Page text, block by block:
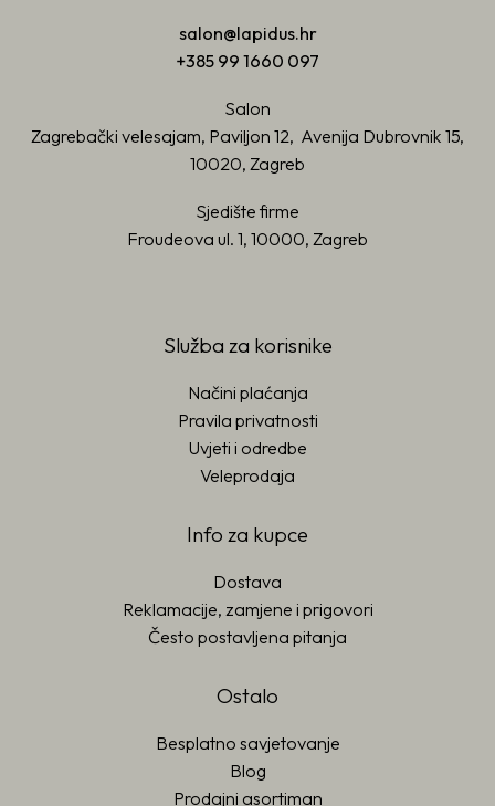
salon@lapidus.hr
+385 99 1660 097
Salon
Zagrebački velesajam, Paviljon 12, Avenija Dubrovnik 15,
10020, Zagreb
Sjedište firme
Froudeova ul. 1, 10000, Zagreb
Služba za korisnike
Načini plaćanja
Pravila privatnosti
Uvjeti i odredbe
Veleprodaja
Info za kupce
Dostava
Reklamacije, zamjene i prigovori
Često postavljena pitanja
Ostalo
Besplatno savjetovanje
Blog
Prodajni asortiman